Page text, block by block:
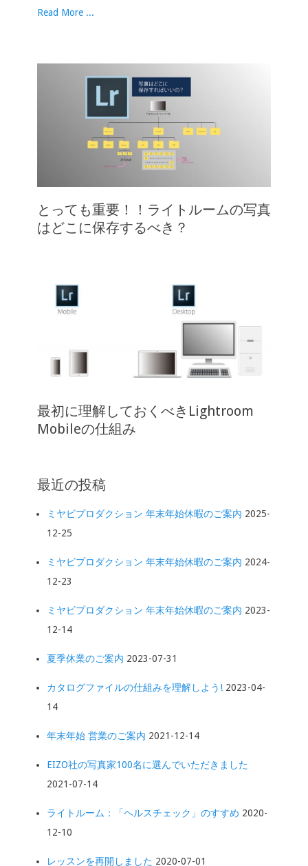
Read More ...
とっても重要！！ライトルームの写真
はどこに保存するべき？
最初に理解しておくべきLightroom
Mobileの仕組み
最近の投稿
ミヤビプロダクション 年末年始休暇のご案内 2025-
12-25
ミヤビプロダクション 年末年始休暇のご案内 2024-
12-23
ミヤビプロダクション 年末年始休暇のご案内 2023-
12-14
夏季休業のご案内 2023-07-31
カタログファイルの仕組みを理解しよう! 2023-04-
14
年末年始 営業のご案内 2021-12-14
EIZO社の写真家100名に選んでいただきました
2021-07-14
ライトルーム：「ヘルスチェック」のすすめ 2020-
12-10
レッスンを再開しました 2020-07-01